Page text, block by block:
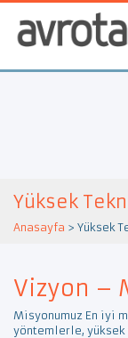
Yüksek
Anasayfa > Yüksek
Vizyon –
Misyonumuz En iyi
yöntemlerle,